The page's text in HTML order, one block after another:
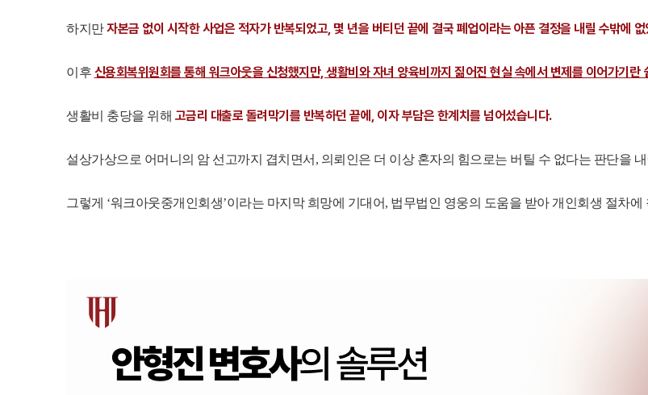
하지만자본금 없이 시작한 사업은 적자가 반복되었고, 몇 년을 버티던 끝에 결국 폐업이라는 아픈 결정을 내릴 수밖에
이후 신용회복위원회를 통해 워크아웃을 신청했지만, 생활비와 자녀 양육비까지 짊어진 현실 속에서 변제를 이어가기란
생활비 충당을 위해 고금리 대출로 돌려막기를 반복하던 끝에, 이자 부담은 한계치를 넘어섰습니다.
설상가상으로 어머니의 암 선고까지 겹치면서, 의뢰인은 더 이상 혼자의 힘으로는 버틸 수 없다는 판단을
그렇게 ‘워크아웃중개인회생’이라는 마지막 희망에 기대어, 법무법인 영웅의 도움을 받아 개인회생 절차